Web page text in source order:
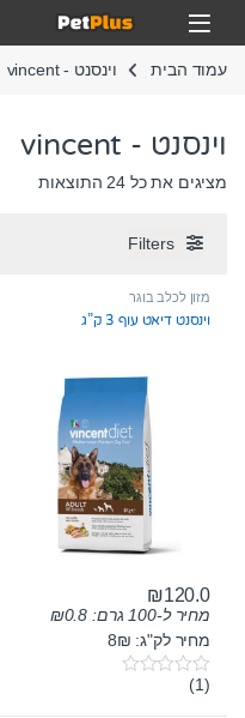
Skip to navigation
Skip to content
Open
עמוד הבית וינסנט - vincent
וינסנט - vincent
מציגים את כל ⁦24⁩ התוצאות
Filters
מזון לכלב בוגר
וינסנט דיאט עוף 3 ק”ג
₪120.0
מחיר ל-100 גרם: ₪0.8
מחיר לק"ג: 8₪
0(1)